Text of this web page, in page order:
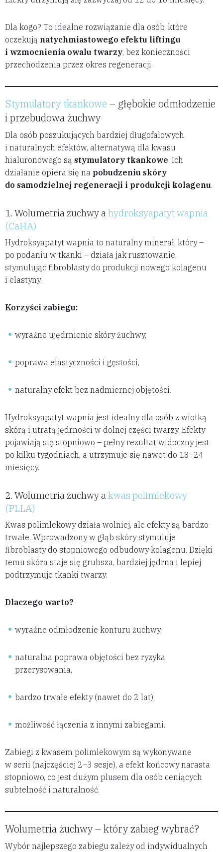
Dla kogo? To idealne rozwiązanie dla osób, które
oczekują natychmiastowego efektu liftingu
i wzmocnienia owalu twarzy, bez konieczności
przechodzenia przez okres regeneracji.
Stymulatory tkankowe – głębokie odmłodzenie
i przebudowa żuchwy
Dla osób poszukujących bardziej długofalowych
i naturalnych efektów, alternatywą dla kwasu
hialuronowego są stymulatory tkankowe. Ich
działanie opiera się na pobudzeniu skóry
do samodzielnej regeneracji i produkcji kolagenu.
1. Wolumetria żuchwy ahydroksyapatyt wapnia
(CaHA)
Hydroksyapatyt wapnia to naturalny minerał, który –
po podaniu w tkanki – działa jak rusztowanie,
stymulując fibroblasty do produkcji nowego kolagenu
i elastyny.
Korzyści zabiegu:
wyraźne ujędrnienie skóry żuchwy,
poprawa elastyczności i gęstości,
naturalny efekt bez nadmiernej objętości.
Hydroksyapatyt wapnia jest idealny dla osób z wiotką
skórą i utratą jędrności w dolnej części twarzy. Efekty
pojawiają się stopniowo – pełny rezultat widoczny jest
po kilku tygodniach, a utrzymuje się nawet do 18–24
miesięcy.
2. Wolumetria żuchwy akwas polimlekowy
(PLLA)
Kwas polimlekowy działa wolniej, ale efekty są bardzo
trwałe. Wprowadzony w głąb skóry stymuluje
fibroblasty do stopniowego odbudowy kolagenu. Dzięki
temu skóra staje się grubsza, bardziej jędrna i lepiej
podtrzymuje tkanki twarzy.
Dlaczego warto?
wyraźne odmłodzenie konturu żuchwy,
naturalna poprawa objętości bez ryzyka
przerysowania,
bardzo trwałe efekty (nawet do 2 lat),
możliwość łączenia z innymi zabiegami.
Zabiegi z kwasem polimlekowym są wykonywane
w serii (najczęściej 2–3 sesje), a efekt końcowy narasta
stopniowo, co jest dużym plusem dla osób ceniących
subtelność i naturalność.
Wolumetria żuchwy – który zabieg wybrać?
Wybór najlepszego zabiegu zależy od indywidualnych